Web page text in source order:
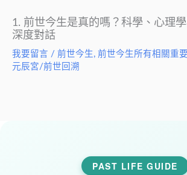
1. 前世今生是真的嗎？科學、心理
深度對話
我要留言 / 前世今生 , 前世今生所有相關重
元辰宮/前世回溯
PAST LIFE GUIDE